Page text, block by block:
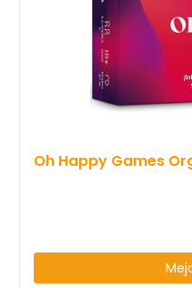
Oh Happy Games